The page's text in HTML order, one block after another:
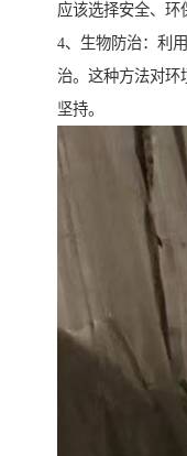
应该选择安全、环
4、生物防治：利
治。这种方法对环
坚持。